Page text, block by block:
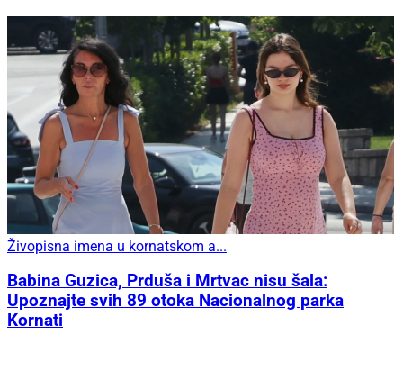
Živopisna imena u kornatskom a...
Babina Guzica, Prduša i Mrtvac nisu šala:
Upoznajte svih 89 otoka Nacionalnog parka
Kornati